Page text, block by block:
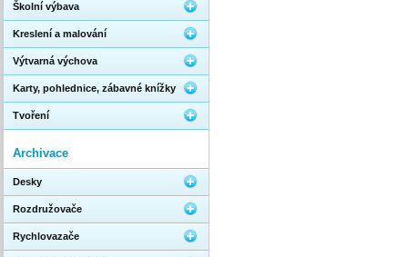
Školní výbava
Kreslení a malování
Výtvarná výchova
Karty, pohlednice, zábavné knížky
Tvoření
Archivace
Desky
Rozdružovače
Rychlovazače